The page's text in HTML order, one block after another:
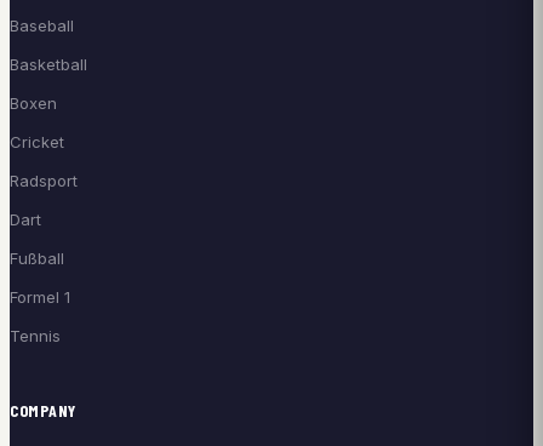
Baseball
Basketball
Boxen
Cricket
Radsport
Dart
Fußball
Formel 1
Tennis
COMPANY